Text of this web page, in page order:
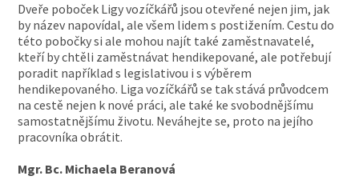
Dveře poboček Ligy vozíčkářů jsou otevřené nejen jim, jak
by název napovídal, ale všem lidem s postižením. Cestu do
této pobočky si ale mohou najít také zaměstnavatelé,
kteří by chtěli zaměstnávat hendikepované, ale potřebují
poradit například s legislativou i s výběrem
hendikepovaného. Liga vozíčkářů se tak stává průvodcem
na cestě nejen k nové práci, ale také ke svobodnějšímu
samostatnějšímu životu. Neváhejte se, proto na jejího
pracovníka obrátit.
Mgr. Bc. Michaela Beranová